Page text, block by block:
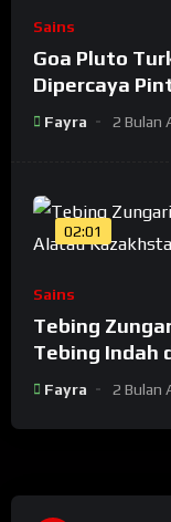
Sains
Goa Pluto
Dipercaya
Fayra 2 Bulan
02:01
Sains
Tebing
Tebing Indah
China
Fayra 2 Bulan